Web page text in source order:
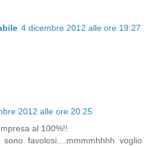
4 dicembre 2012 alle ore 19:27
2012 alle ore 20:25
al 100%!!
favolosi....mmmmhhhh voglio